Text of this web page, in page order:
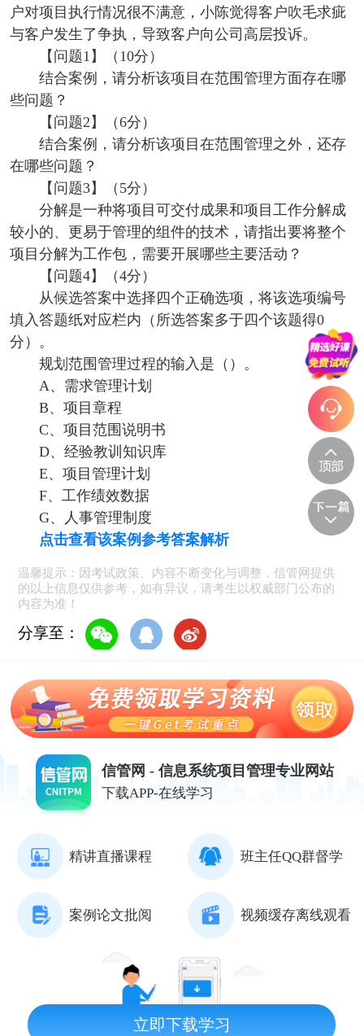
户对项目执行情况很不满意，小陈觉得客户吹毛求疵
与客户发生了争执，导致客户向公司高层投诉。
【问题1】（10分）
结合案例，请分析该项目在范围管理方面存在哪
些问题？
【问题2】（6分）
结合案例，请分析该项目在范围管理之外，还存
在哪些问题？
【问题3】（5分）
分解是一种将项目可交付成果和项目工作分解成
较小的、更易于管理的组件的技术，请指出要将整个
项目分解为工作包，需要开展哪些主要活动？
【问题4】（4分）
从候选答案中选择四个正确选项，将该选项编号
填入答题纸对应栏内（所选答案多于四个该题得0
分）。
规划范围管理过程的输入是（）。
A、需求管理计划
B、项目章程
C、项目范围说明书
D、经验教训知识库
E、项目管理计划
F、工作绩效数据
G、人事管理制度
点击查看该案例参考答案解析
温馨提示：因考试政策、内容不断变化与调整，信管网提供
的以上信息仅供参考，如有异议，请考生以权威部门公布的
内容为准！
分享至：
信管网 - 信息系统项目管理专业网站
下载APP-在线学习
精讲直播课程 班主任QQ群督学
案例论文批阅 视频缓存离线观看
立即下载学习